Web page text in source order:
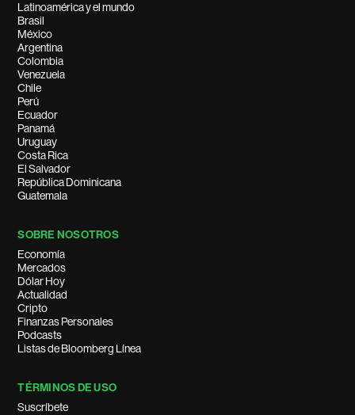
Latinoamérica y el mundo
Brasil
México
Argentina
Colombia
Venezuela
Chile
Perú
Ecuador
Panamá
Uruguay
Costa Rica
El Salvador
República Dominicana
Guatemala
SOBRE NOSOTROS
Economía
Mercados
Dólar Hoy
Actualidad
Cripto
Finanzas Personales
Podcasts
Listas de Bloomberg Línea
TÉRMINOS DE USO
Suscríbete